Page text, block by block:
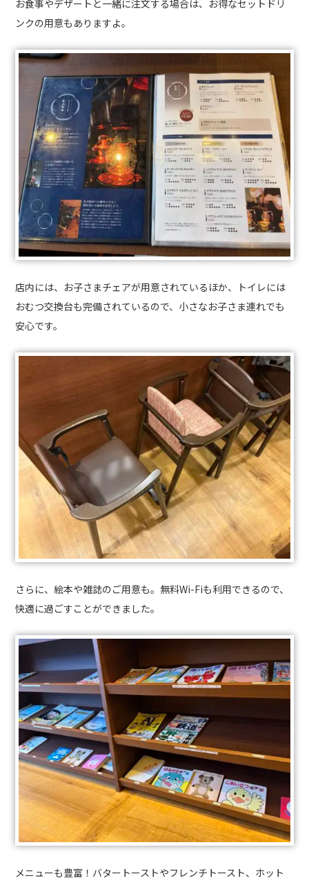
お食事やデザートと一緒に注文する場合は、お得なセットドリ
ンクの用意もありますよ。
店内には、お子さまチェアが用意されているほか、トイレには
おむつ交換台も完備されているので、小さなお子さま連れでも
安心です。
さらに、絵本や雑誌のご用意も。無料Wi-Fiも利用できるので、
快適に過ごすことができました。
メニューも豊富！バタートーストやフレンチトースト、ホット